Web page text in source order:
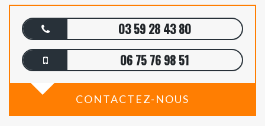
03 59 28 43 80
06 75 76 98 51
CONTACTEZ-NOUS